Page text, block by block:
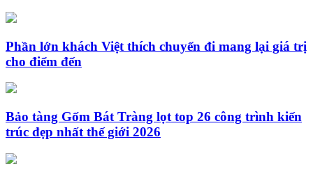
Phần lớn khách Việt thích chuyến đi mang lại giá trị
cho điểm đến
Bảo tàng Gốm Bát Tràng lọt top 26 công trình kiến
trúc đẹp nhất thế giới 2026